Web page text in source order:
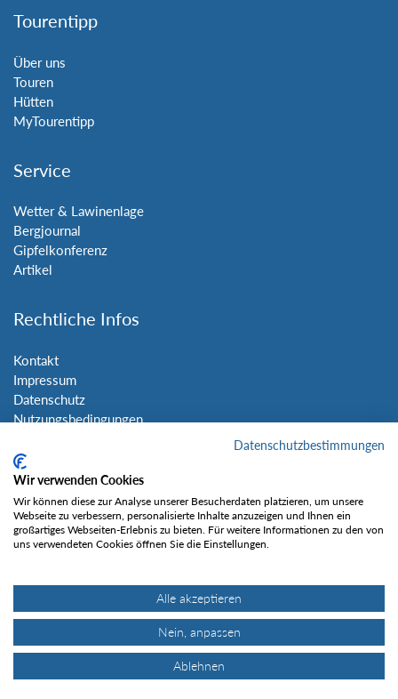
Tourentipp
Über uns
Touren
Hütten
MyTourentipp
Service
Wetter & Lawinenlage
Bergjournal
Gipfelkonferenz
Artikel
Rechtliche Infos
Kontakt
Impressum
Datenschutz
Nutzungsbedingungen
Social Media
Gefällt mir
Datenschutzbestimmungen
Wir verwenden Cookies
Wir können diese zur Analyse unserer Besucherdaten platzieren, um unsere
Webseite zu verbessern, personalisierte Inhalte anzuzeigen und Ihnen ein
großartiges Webseiten-Erlebnis zu bieten. Für weitere Informationen zu den von
uns verwendeten Cookies öffnen Sie die Einstellungen.
Alle akzeptieren
Nein, anpassen
Ablehnen